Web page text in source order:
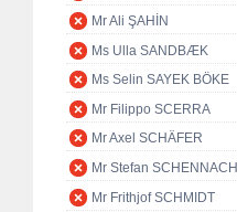
Mr Ali ŞAHİN
Ms Ulla SANDBÆK
Ms Selin SAYEK BÖKE
Mr Filippo SCERRA
Mr Axel SCHÄFER
Mr Stefan SCHENNACH
Mr Frithjof SCHMIDT